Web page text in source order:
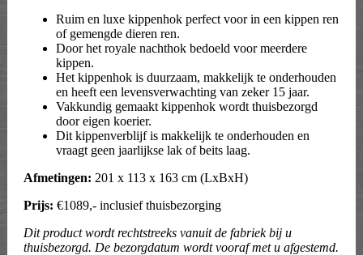
Ruim en luxe kippenhok perfect voor in een kippen ren
of gemengde dieren ren.
Door het royale nachthok bedoeld voor meerdere
kippen.
Het kippenhok is duurzaam, makkelijk te onderhouden
en heeft een levensverwachting van zeker 15 jaar.
Vakkundig gemaakt kippenhok wordt thuisbezorgd
door eigen koerier.
Dit kippenverblijf is makkelijk te onderhouden en
vraagt geen jaarlijkse lak of beits laag.
Afmetingen: 201 x 113 x 163 cm (LxBxH)
Prijs: €1089,- inclusief thuisbezorging
Dit product wordt rechtstreeks vanuit de fabriek bij u
thuisbezorgd. De bezorgdatum wordt vooraf met u afgestemd.